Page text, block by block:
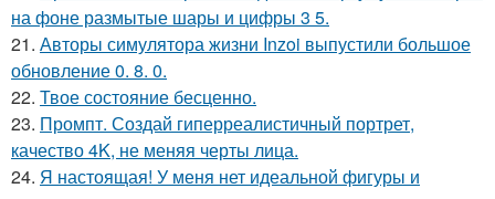
на фоне размытые шары и цифры 3 5.
21. Авторы симулятора жизни Inzoi выпустили большое
обновление 0. 8. 0.
22. Твое состояние бесценно.
23. Промпт. Создай гиперреалистичный портрет,
качество 4K, не меняя черты лица.
24. Я настоящая! У меня нет идеальной фигуры и